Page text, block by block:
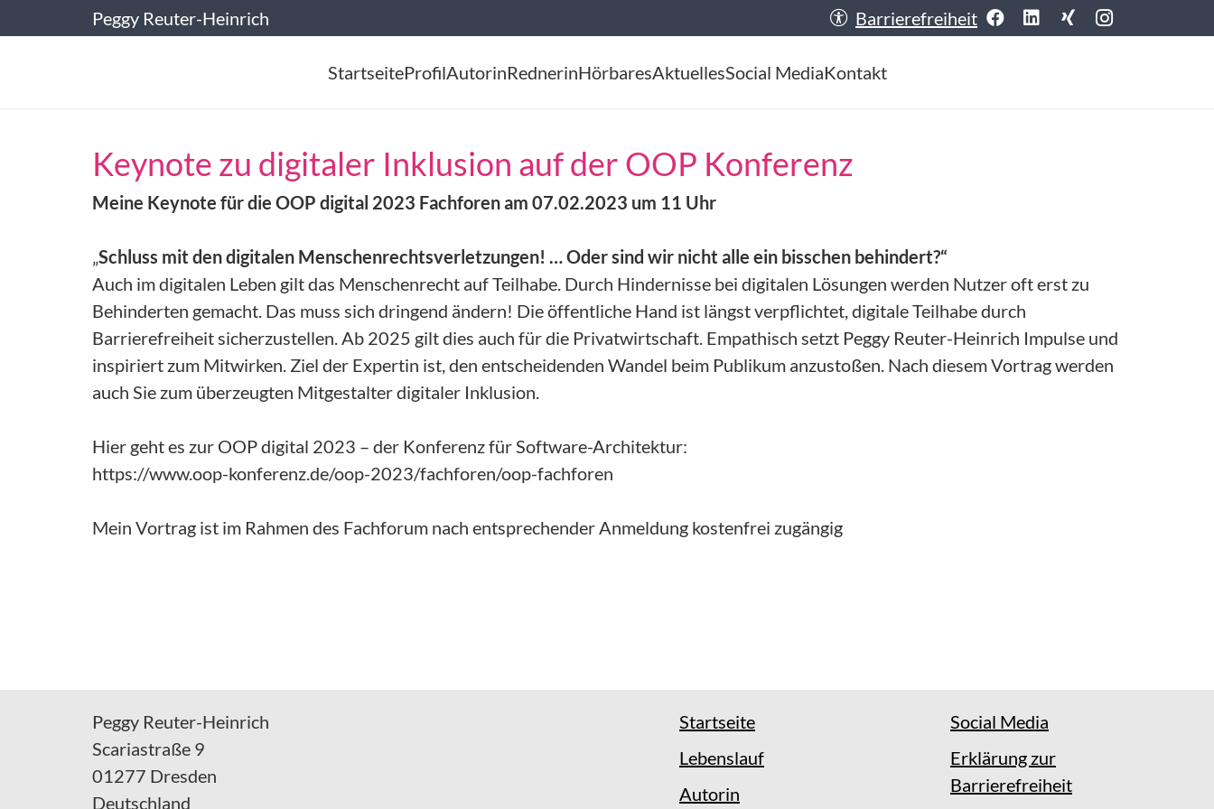
Peggy Reuter-Heinrich Barrierefreiheit
StartseiteProfilAutorinRednerinHörbaresAktuellesSocial MediaKontakt
Keynote zu digitaler Inklusion auf der OOP Konferenz
Meine Keynote für die OOP digital 2023 Fachforen am 07.02.2023 um 11 Uhr
„Schluss mit den digitalen Menschenrechtsverletzungen! … Oder sind wir nicht alle ein bisschen behindert?“
Auch im digitalen Leben gilt das Menschenrecht auf Teilhabe. Durch Hindernisse bei digitalen Lösungen werden Nutzer oft erst zu
Behinderten gemacht. Das muss sich dringend ändern! Die öffentliche Hand ist längst verpflichtet, digitale Teilhabe durch
Barrierefreiheit sicherzustellen. Ab 2025 gilt dies auch für die Privatwirtschaft. Empathisch setzt Peggy Reuter-Heinrich Impulse und
inspiriert zum Mitwirken. Ziel der Expertin ist, den entscheidenden Wandel beim Publikum anzustoßen. Nach diesem Vortrag werden
auch Sie zum überzeugten Mitgestalter digitaler Inklusion.
Hier geht es zur OOP digital 2023 – der Konferenz für Software-Architektur:
https://www.oop-konferenz.de/oop-2023/fachforen/oop-fachforen
Mein Vortrag ist im Rahmen des Fachforum nach entsprechender Anmeldung kostenfrei zugängig
Peggy Reuter-Heinrich
Scariastraße 9
01277 Dresden
Deutschland
Startseite
Lebenslauf
Autorin
Social Media
Erklärung zur
Barrierefreiheit